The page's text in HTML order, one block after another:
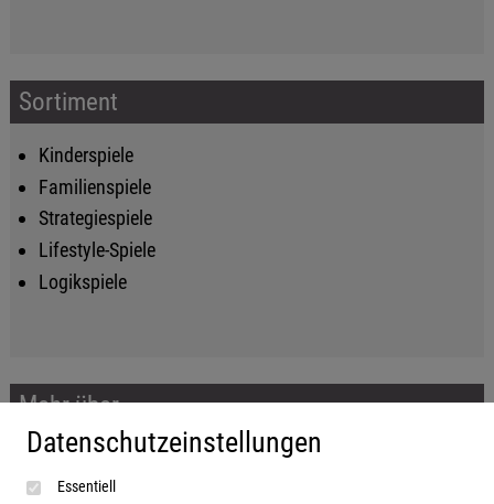
Sortiment
Kinderspiele
Familienspiele
Strategiespiele
Lifestyle-Spiele
Logikspiele
Mehr über...
Impressum
AGB
Datenschutzeinstellungen
Essentiell